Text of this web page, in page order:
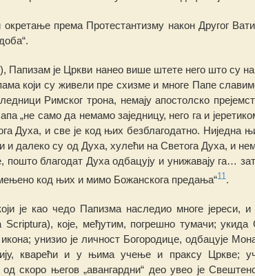
према Протестантизму након Другог
Папизам је Цркви нанео више штете него што су
који су живели пре схизме и многе Папеславим
Римског трона, немају апостолско
„не само да немамо заједницу, него га и
Духа, и све је код њих безблагодатно. Ниједна
и далеко су од Духа, хулећи на Светога Духа, и н
пошто благодат Духа одбацују и унижавају га…
код њих и мимо Божанскога предања“11.
је као чедо Папизма наследио многе јереси,
Scriptura), које, међутим, погрешно тумачи; укида
унизио је личност Богородице, одбацује
кварећи и у њима учење и праксу Цркве;
скоро његов „авангардни“ део увео је